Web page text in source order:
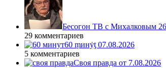
Бесогон ТВ с Михалковым
29 комментариев
60 ṃинẏƫ 07.08.2026
5 комментариев
Своя правда от 7.08.2026